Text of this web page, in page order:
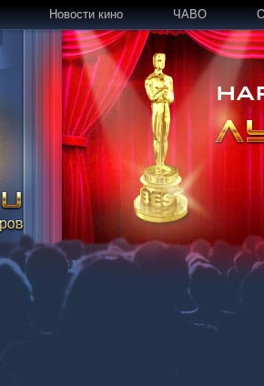
Новости кино ЧАВО